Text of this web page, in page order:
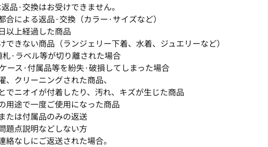
品·交換はお受けできません。
合による返品·交換（カラー·サイズなど）
以上経過した商品
できない商品（ランジェリー下着、水着、ジュエリーなど）
札·ラベル等が切り離された場合
ース·付属品等を紛失·破損してしまった場合
、クリーニングされた商品、
でニオイが付着したり、汚れ、キズが生じた商品
用途で一度ご使用になった商品
たは付属品のみの返送
題点説明などしない方
絡なしにご返送された場合。